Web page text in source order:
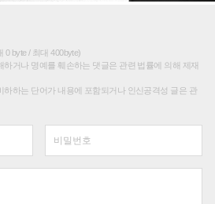
0 byte / 최대 400byte)
하거나 명예를 훼손하는 댓글은 관련 법률에 의해 제재
하하는 단어가 내용에 포함되거나 인신공격성 글은 관